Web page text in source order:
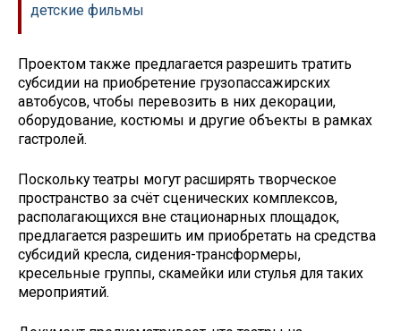
детские фильмы
Проектом также предлагается разрешить тратить
субсидии на приобретение грузопассажирских
автобусов, чтобы перевозить в них декорации,
оборудование, костюмы и другие объекты в рамках
гастролей.
Поскольку театры могут расширять творческое
пространство за счёт сценических комплексов,
располагающихся вне стационарных площадок,
предлагается разрешить им приобретать на средства
субсидий кресла, сидения-трансформеры,
кресельные группы, скамейки или стулья для таких
мероприятий.